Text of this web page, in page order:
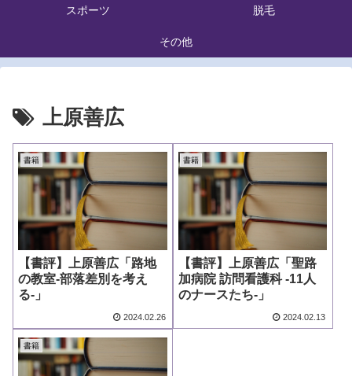
スポーツ 脱毛
その他
上原善広
書籍
【書評】上原善広「路地
の教室-部落差別を考え
る-」
2024.02.26
書籍
【書評】上原善広「聖路
加病院 訪問看護科 -11人
のナースたち-」
2024.02.13
書籍